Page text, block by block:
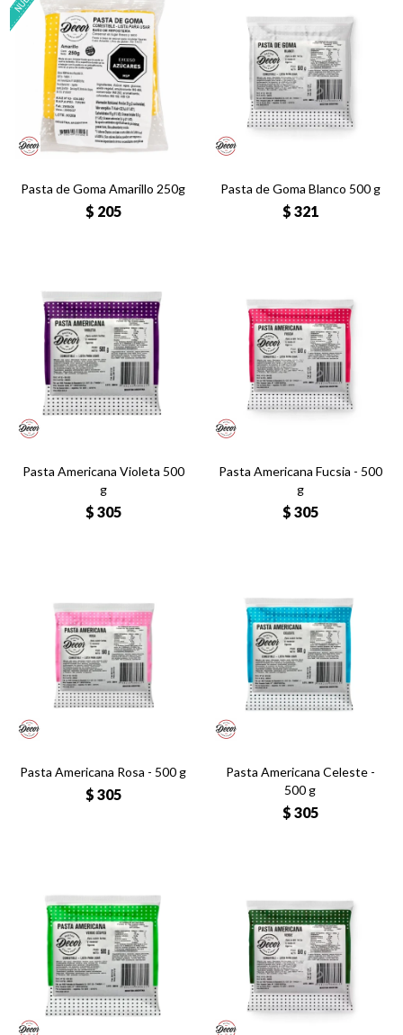
Pasta de Goma Amarillo 250g
$ 205
Pasta de Goma Blanco 500 g
$ 321
Pasta Americana Violeta 500
g
$ 305
Pasta Americana Fucsia - 500
g
$ 305
Pasta Americana Rosa - 500 g
$ 305
Pasta Americana Celeste -
500 g
$ 305